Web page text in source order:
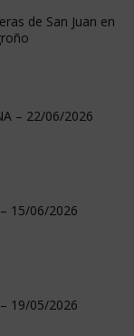
de San Juan en
– 22/06/2026
15/06/2026
19/05/2026